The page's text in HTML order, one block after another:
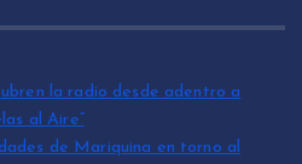
la radio desde adentro a
al Aire”
de Mariquina en torno al